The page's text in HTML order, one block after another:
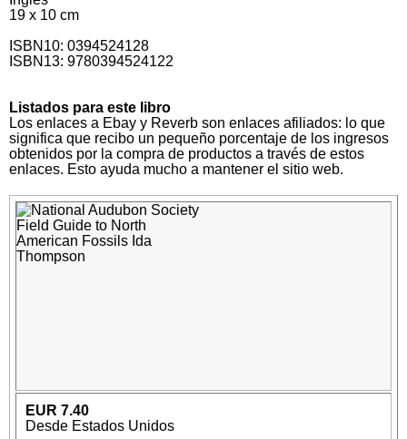
19 x 10 cm
ISBN10: 0394524128
ISBN13: 9780394524122
Listados para este libro
Los enlaces a Ebay y Reverb son enlaces afiliados: lo que
significa que recibo un pequeño porcentaje de los ingresos
obtenidos por la compra de productos a través de estos
enlaces. Esto ayuda mucho a mantener el sitio web.
EUR 7.40
Desde Estados Unidos